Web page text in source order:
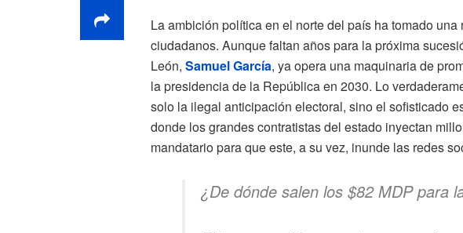
La ambición política en el norte del país ha tomado
ciudadanos. Aunque faltan años para la próxima
León, Samuel García, ya opera una maquinaria de
la presidencia de la República en 2030. Lo
solo la ilegal anticipación electoral, sino el sofisticado
donde los grandes contratistas del estado inyectan
mandatario para que este, a su vez, inunde las redes
¿De dónde salen los $82 MDP para